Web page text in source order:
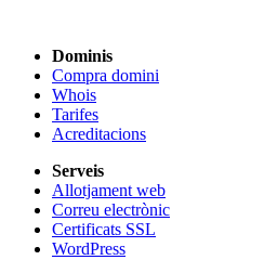
Dominis
Compra domini
Whois
Tarifes
Acreditacions
Serveis
Allotjament web
Correu electrònic
Certificats SSL
WordPress